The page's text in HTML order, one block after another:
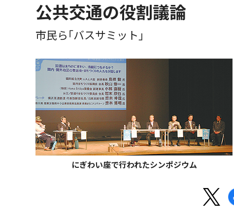
公共交通の役割議論
市民ら｢バスサミット｣
にぎわい座で行われたシンポジウム